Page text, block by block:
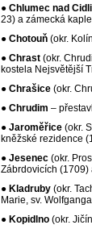
● Chlumec nad
23) a zámecká
● Chotouň (okr.
● Chrast (okr.
kostela Nejsvětější
● Chrašice (okr.
● Chrudim –
● Jaroměřice (okr.
kněžské rezidence
● Jesenec (okr.
Zábrdovicích (1709)
● Kladruby (okr.
Marie, sv.
● Kopidlno (okr.